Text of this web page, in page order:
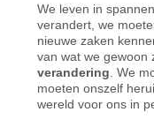
We leven in
verandert, we
nieuwe zaken
van wat we gewoon
verandering . We
moeten onszelf
wereld voor ons in